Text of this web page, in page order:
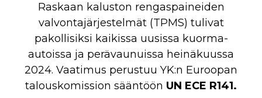
Raskaan kaluston rengaspaineiden
valvontajärjestelmät (TPMS) tulivat
pakollisiksi kaikissa uusissa kuorma-
autoissa ja perävaunuissa heinäkuussa
2024. Vaatimus perustuu YK:n Euroopan
talouskomission sääntöön UN ECE R141.